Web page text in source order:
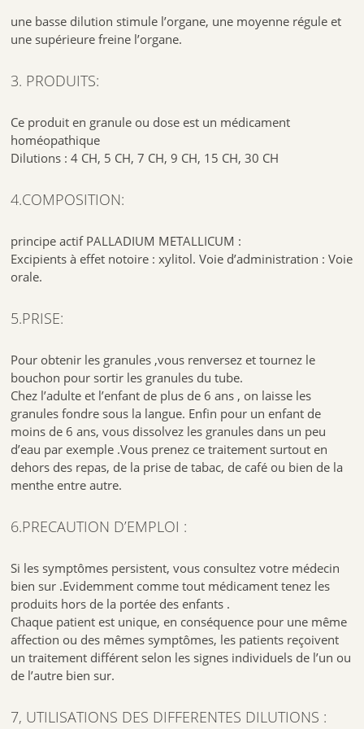
lien.
une basse dilution stimule l’organe, une moyenne régule et
une supérieure freine l’organe.
3. PRODUITS:
Ce produit en granule ou dose est un médicament
homéopathique
Dilutions : 4 CH, 5 CH, 7 CH, 9 CH, 15 CH, 30 CH
4.COMPOSITION:
principe actif PALLADIUM METALLICUM :
Excipients à effet notoire : xylitol. Voie d’administration : Voie
orale.
5.PRISE:
Pour obtenir les granules ,vous renversez et tournez le
bouchon pour sortir les granules du tube.
Chez l’adulte et l’enfant de plus de 6 ans , on laisse les
granules fondre sous la langue. Enfin pour un enfant de
moins de 6 ans, vous dissolvez les granules dans un peu
d’eau par exemple .Vous prenez ce traitement surtout en
dehors des repas, de la prise de tabac, de café ou bien de la
menthe entre autre.
6.PRECAUTION D’EMPLOI :
Si les symptômes persistent, vous consultez votre médecin
bien sur .Evidemment comme tout médicament tenez les
produits hors de la portée des enfants .
Chaque patient est unique, en conséquence pour une même
affection ou des mêmes symptômes, les patients reçoivent
un traitement différent selon les signes individuels de l’un ou
de l’autre bien sur.
7, UTILISATIONS DES DIFFERENTES DILUTIONS :